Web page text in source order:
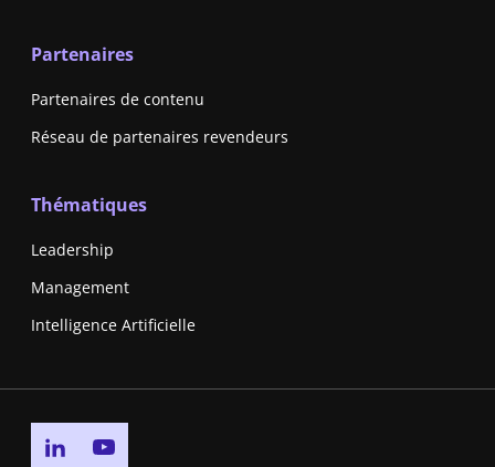
Partenaires
Partenaires de contenu
Réseau de partenaires revendeurs
Thématiques
Leadership
Management
Intelligence Artificielle